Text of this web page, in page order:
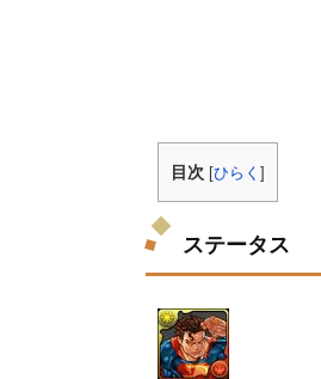
目次 [ひらく ]
ステータス